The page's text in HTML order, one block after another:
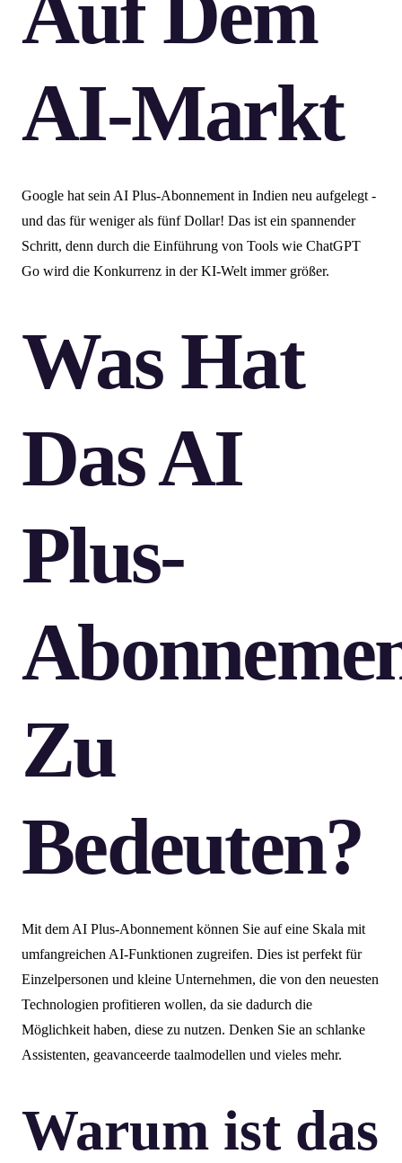
AI-Markt
Google hat sein AI Plus-Abonnement in Indien neu aufgelegt -
und das für weniger als fünf Dollar! Das ist ein spannender
Schritt, denn durch die Einführung von Tools wie ChatGPT
Go wird die Konkurrenz in der KI-Welt immer größer.
Was Hat
Das AI
Plus-
Zu
Bedeuten?
Mit dem AI Plus-Abonnement können Sie auf eine Skala mit
umfangreichen AI-Funktionen zugreifen. Dies ist perfekt für
Einzelpersonen und kleine Unternehmen, die von den neuesten
Technologien profitieren wollen, da sie dadurch die
Möglichkeit haben, diese zu nutzen. Denken Sie an schlanke
Assistenten, geavanceerde taalmodellen und vieles mehr.
Warum ist das